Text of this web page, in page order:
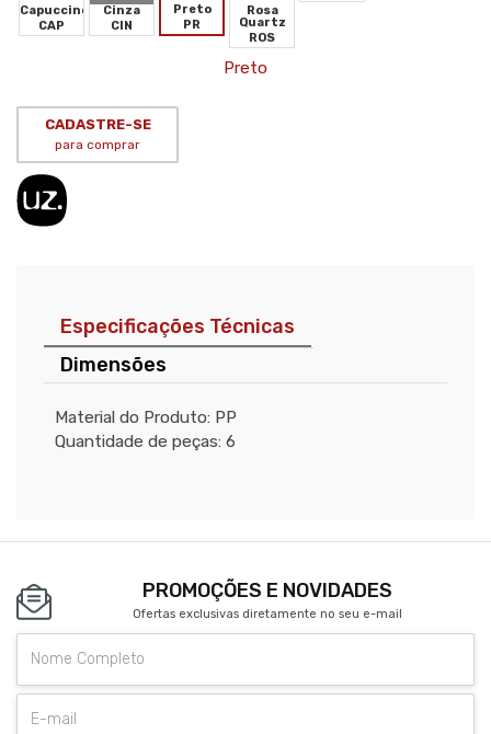
Capuccino
CAP
Cinza
CIN
Preto
PR
Rosa
Quartz
ROS
Preto
CADASTRE-SE
para comprar
Especificações Técnicas
Dimensões
Material do Produto: PP
Quantidade de peças: 6
PROMOÇÕES E NOVIDADES
Ofertas exclusivas diretamente no seu e-mail